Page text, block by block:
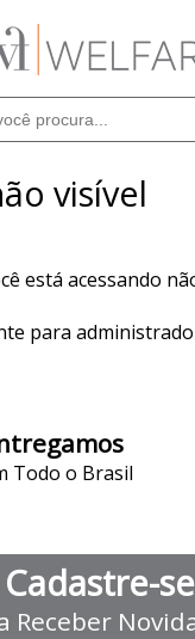
visível
está acessando
para
Todo o Brasil
Cadastre-se
Receber